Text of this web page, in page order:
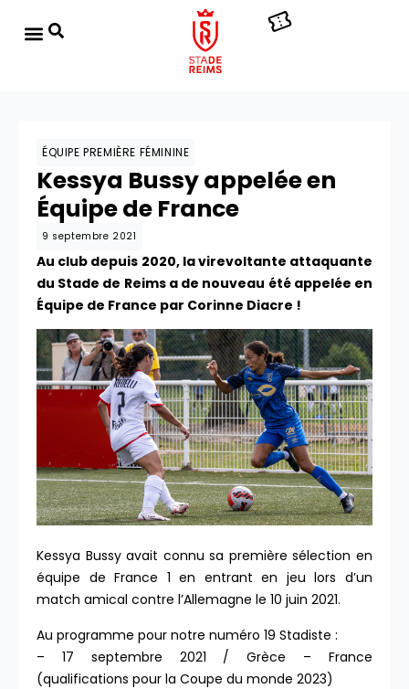
ÉQUIPE PREMIÈRE FÉMININE
Kessya Bussy appelée en
Équipe de France
9 septembre 2021
Au club depuis 2020, la virevoltante attaquante
du Stade de Reims a de nouveau été appelée en
Équipe de France par Corinne Diacre !
Kessya Bussy avait connu sa première sélection en
équipe de France 1 en entrant en jeu lors d’un
match amical contre l’Allemagne le 10 juin 2021.
Au programme pour notre numéro 19 Stadiste :
– 17 septembre 2021 / Grèce – France
(qualifications pour la Coupe du monde 2023)